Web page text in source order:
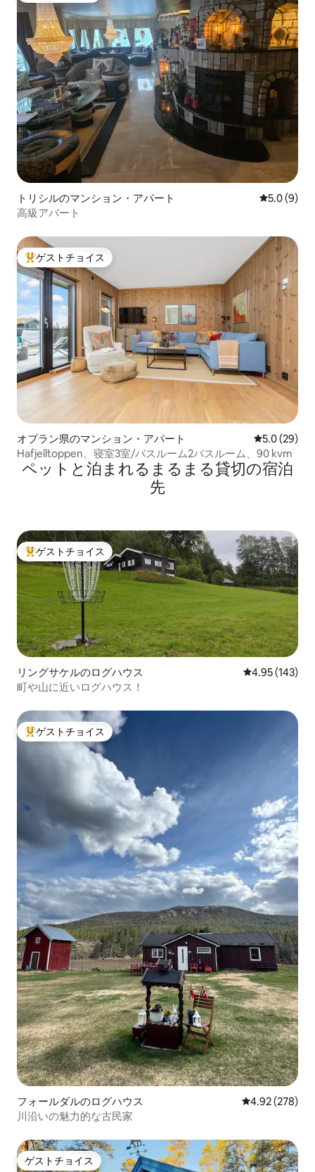
トリシルのマンション・アパート レビュー9
5.0 (9)
高級アパート
大好評のゲストチョイスです。
ゲストチョイス
オプラン県のマンション・アパート レビュー29
5.0 (29)
Hafjelltoppen、寝室3室/バスルーム2バスルーム、90 kvm
ペットと泊まれるまるまる貸切の宿泊
先
大好評のゲストチョイスです。
ゲストチョイス
リングサケルのログハウス レビュー143
4.95 (143)
町や山に近いログハウス！
大好評のゲストチョイスです。
ゲストチョイス
フォールダルのログハウス レビュー278
4.92 (278)
川沿いの魅力的な古民家
ゲストチョイス
ゲストチョイス